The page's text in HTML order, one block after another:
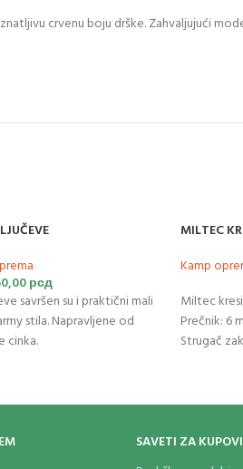
crvenu boju drške. Zahvaljujući
рсд
savršen su i praktični mali
stila. Napravljene od
cinka.
MILTEC
Kamp
Miltec
Prečnik: 6
Strugač
SAVETI ZA